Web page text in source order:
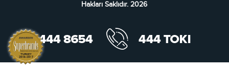
Hakları Saklıdır. 2026